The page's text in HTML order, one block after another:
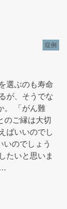
症例
選ぶのも寿命
が、そうでな
。 「がん難
のご縁は大切
ばいいのでし
いのでしょう
たいと思いま